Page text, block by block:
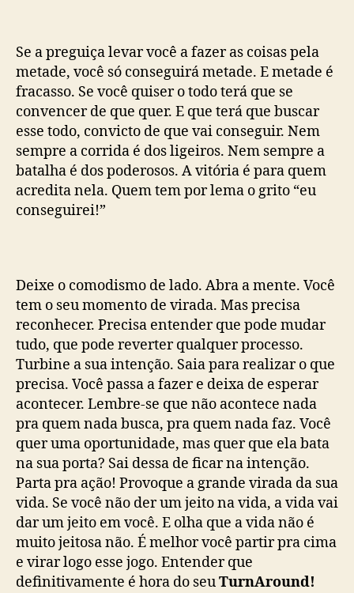
Se a preguiça levar você a fazer as coisas pela
metade, você só conseguirá metade. E metade é
fracasso. Se você quiser o todo terá que se
convencer de que quer. E que terá que buscar
esse todo, convicto de que vai conseguir. Nem
sempre a corrida é dos ligeiros. Nem sempre a
batalha é dos poderosos. A vitória é para quem
acredita nela. Quem tem por lema o grito “eu
conseguirei!”
Deixe o comodismo de lado. Abra a mente. Você
tem o seu momento de virada. Mas precisa
reconhecer. Precisa entender que pode mudar
tudo, que pode reverter qualquer processo.
Turbine a sua intenção. Saia para realizar o que
precisa. Você passa a fazer e deixa de esperar
acontecer. Lembre-se que não acontece nada
pra quem nada busca, pra quem nada faz. Você
quer uma oportunidade, mas quer que ela bata
na sua porta? Sai dessa de ficar na intenção.
Parta pra ação! Provoque a grande virada da sua
vida. Se você não der um jeito na vida, a vida vai
dar um jeito em você. E olha que a vida não é
muito jeitosa não. É melhor você partir pra cima
e virar logo esse jogo. Entender que
definitivamente é hora do seuTurnAround!